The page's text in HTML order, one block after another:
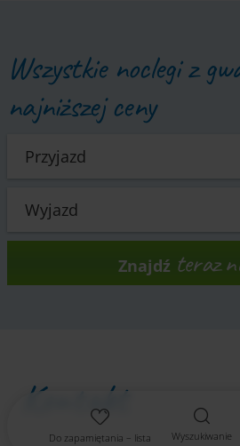
Do zapamiętania – lista Wyszukiwanie
Wszystkie noclegi z
najniższej ceny
Znajdź teraz
Kontakt